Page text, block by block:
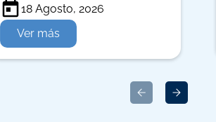
18 Agosto, 2026
Ver más